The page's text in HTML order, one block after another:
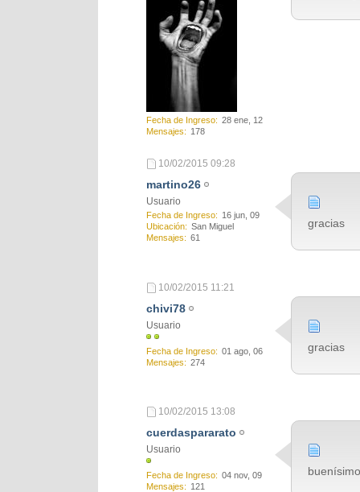
Fecha de Ingreso
28 ene, 12
Mensajes
178
10/02/2015 09:28
martino26
Usuario
Fecha de Ingreso
16 jun, 09
Ubicación
San Miguel
Mensajes
61
gracias
10/02/2015 11:21
chivi78
Usuario
Fecha de Ingreso
01 ago, 06
Mensajes
274
gracias
10/02/2015 13:08
cuerdaspararato
Usuario
Fecha de Ingreso
04 nov, 09
Mensajes
121